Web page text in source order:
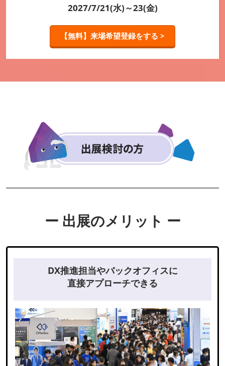
2027/7/21(水)～23(金)
【無料】来場希望登録をする >
ー 出展のメリット ー
DX推進担当やバックオフィスに
直接アプローチできる